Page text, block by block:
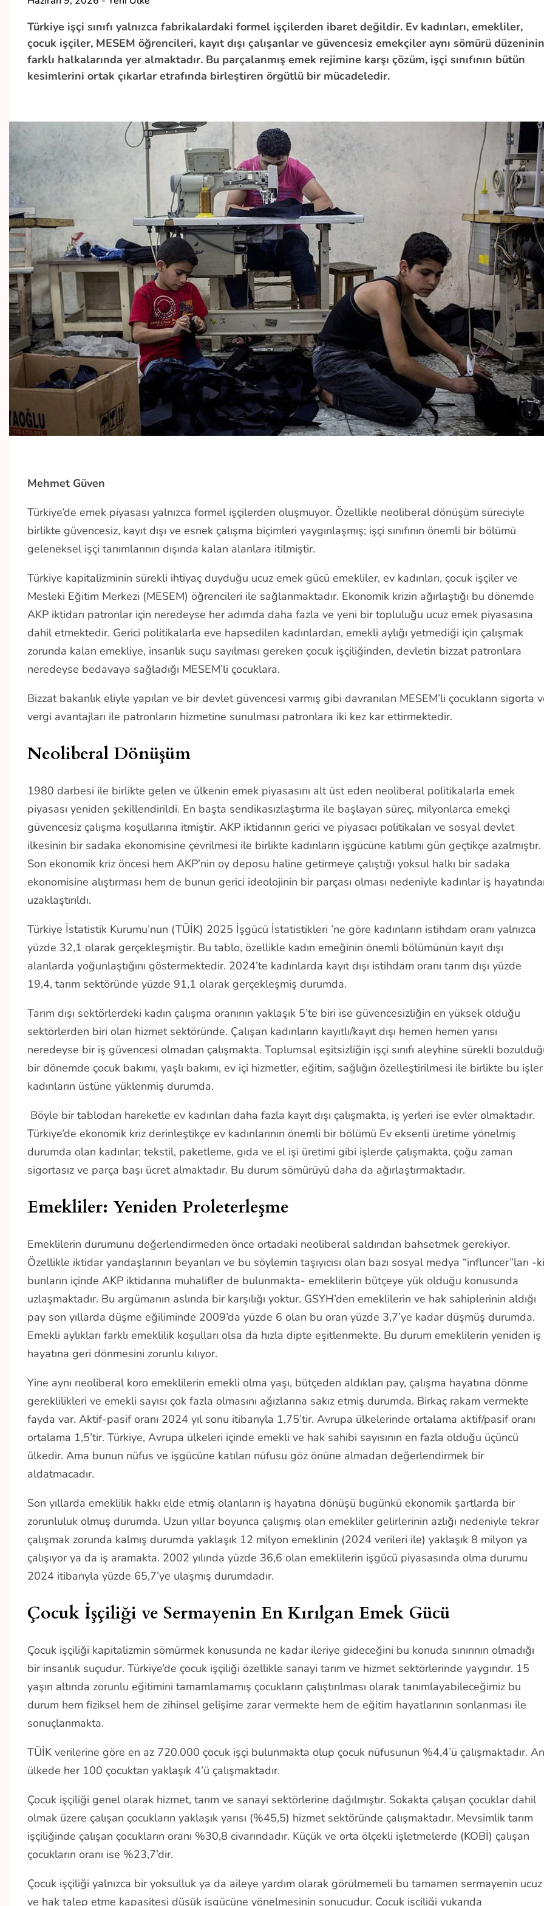
Türkiye işçi sınıfı yalnızca fabrikalardaki formel işçilerden ibaret değildir. Ev kadınları, emekliler,
çocuk işçiler, MESEM öğrencileri, kayıt dışı çalışanlar ve güvencesiz emekçiler aynı sömürü düzeninin
farklı halkalarında yer almaktadır. Bu parçalanmış emek rejimine karşı çözüm, işçi sınıfının bütün
kesimlerini ortak çıkarlar etrafında birleştiren örgütlü bir mücadeledir.
Mehmet Güven
Türkiye’de emek piyasası yalnızca formel işçilerden oluşmuyor. Özellikle neoliberal dönüşüm süreciyle
birlikte güvencesiz, kayıt dışı ve esnek çalışma biçimleri yaygınlaşmış; işçi sınıfının önemli bir bölümü
geleneksel işçi tanımlarının dışında kalan alanlara itilmiştir.
Türkiye kapitalizminin sürekli ihtiyaç duyduğu ucuz emek gücü emekliler, ev kadınları, çocuk işçiler ve
Mesleki Eğitim Merkezi (MESEM) öğrencileri ile sağlanmaktadır. Ekonomik krizin ağırlaştığı bu dönemde
AKP iktidarı patronlar için neredeyse her adımda daha fazla ve yeni bir topluluğu ucuz emek piyasasına
dahil etmektedir. Gerici politikalarla eve hapsedilen kadınlardan, emekli aylığı yetmediği için çalışmak
zorunda kalan emekliye, insanlık suçu sayılması gereken çocuk işçiliğinden, devletin bizzat patronlara
neredeyse bedavaya sağladığı MESEM’li çocuklara.
Bizzat bakanlık eliyle yapılan ve bir devlet güvencesi varmış gibi davranılan MESEM’li çocukların sigorta
vergi avantajları ile patronların hizmetine sunulması patronlara iki kez kar ettirmektedir.
Neoliberal Dönüşüm
1980 darbesi ile birlikte gelen ve ülkenin emek piyasasını alt üst eden neoliberal politikalarla emek
piyasası yeniden şekillendirildi. En başta sendikasızlaştırma ile başlayan süreç, milyonlarca emekçi
güvencesiz çalışma koşullarına itmiştir. AKP iktidarının gerici ve piyasacı politikaları ve sosyal devlet
ilkesinin bir sadaka ekonomisine çevrilmesi ile birlikte kadınların işgücüne katılımı gün geçtikçe azalmıştır.
Son ekonomik kriz öncesi hem AKP’nin oy deposu haline getirmeye çalıştığı yoksul halkı bir sadaka
ekonomisine alıştırması hem de bunun gerici ideolojinin bir parçası olması nedeniyle kadınlar iş
uzaklaştırıldı.
Türkiye İstatistik Kurumu’nun (TÜİK) 2025 İşgücü İstatistikleri ’ne göre kadınların istihdam oranı yalnızca
yüzde 32,1 olarak gerçekleşmiştir. Bu tablo, özellikle kadın emeğinin önemli bölümünün kayıt dışı
alanlarda yoğunlaştığını göstermektedir. 2024’te kadınlarda kayıt dışı istihdam oranı tarım dışı yüzde
19,4, tarım sektöründe yüzde 91,1 olarak gerçekleşmiş durumda.
Tarım dışı sektörlerdeki kadın çalışma oranının yaklaşık 5’te biri ise güvencesizliğin en yüksek olduğu
sektörlerden biri olan hizmet sektöründe. Çalışan kadınların kayıtlı/kayıt dışı hemen hemen yarısı
neredeyse bir iş güvencesi olmadan çalışmakta. Toplumsal eşitsizliğin işçi sınıfı aleyhine sürekli
bir dönemde çocuk bakımı, yaşlı bakımı, ev içi hizmetler, eğitim, sağlığın özelleştirilmesi ile birlikte bu işler
kadınların üstüne yüklenmiş durumda.
Böyle bir tablodan hareketle ev kadınları daha fazla kayıt dışı çalışmakta, iş yerleri ise evler olmaktadır.
Türkiye’de ekonomik kriz derinleştikçe ev kadınlarının önemli bir bölümü Ev eksenli üretime yönelmiş
durumda olan kadınlar; tekstil, paketleme, gıda ve el işi üretimi gibi işlerde çalışmakta, çoğu zaman
sigortasız ve parça başı ücret almaktadır. Bu durum sömürüyü daha da ağırlaştırmaktadır.
Emekliler: Yeniden Proleterleşme
Emeklilerin durumunu değerlendirmeden önce ortadaki neoliberal saldırıdan bahsetmek gerekiyor.
Özellikle iktidar yandaşlarının beyanları ve bu söylemin taşıyıcısı olan bazı sosyal medya “influncer”ları -ki
bunların içinde AKP iktidarına muhalifler de bulunmakta- emeklilerin bütçeye yük olduğu konusunda
uzlaşmaktadır. Bu argümanın aslında bir karşılığı yoktur. GSYH’den emeklilerin ve hak sahiplerinin aldığı
pay son yıllarda düşme eğiliminde 2009’da yüzde 6 olan bu oran yüzde 3,7’ye kadar düşmüş durumda.
Emekli aylıkları farklı emeklilik koşulları olsa da hızla dipte eşitlenmekte. Bu durum emeklilerin yeniden iş
hayatına geri dönmesini zorunlu kılıyor.
Yine aynı neoliberal koro emeklilerin emekli olma yaşı, bütçeden aldıkları pay, çalışma hayatına dönme
gereklilikleri ve emekli sayısı çok fazla olmasını ağızlarına sakız etmiş durumda. Birkaç rakam vermekte
fayda var. Aktif-pasif oranı 2024 yıl sonu itibarıyla 1,75’tir. Avrupa ülkelerinde ortalama aktif/pasif oranı
ortalama 1,5’tir. Türkiye, Avrupa ülkeleri içinde emekli ve hak sahibi sayısının en fazla olduğu üçüncü
ülkedir. Ama bunun nüfus ve işgücüne katılan nüfusu göz önüne almadan değerlendirmek bir
aldatmacadır.
Son yıllarda emeklilik hakkı elde etmiş olanların iş hayatına dönüşü bugünkü ekonomik şartlarda bir
zorunluluk olmuş durumda. Uzun yıllar boyunca çalışmış olan emekliler gelirlerinin azlığı nedeniyle tekrar
çalışmak zorunda kalmış durumda yaklaşık 12 milyon emeklinin (2024 verileri ile) yaklaşık 8 milyon ya
çalışıyor ya da iş aramakta. 2002 yılında yüzde 36,6 olan emeklilerin işgücü piyasasında olma durumu
2024 itibarıyla yüzde 65,7’ye ulaşmış durumdadır.
Çocuk İşçiliği ve Sermayenin En Kırılgan Emek Gücü
Çocuk işçiliği kapitalizmin sömürmek konusunda ne kadar ileriye gideceğini bu konuda sınırının olmadığı
bir insanlık suçudur. Türkiye’de çocuk işçiliği özellikle sanayi tarım ve hizmet sektörlerinde yaygındır. 15
yaşın altında zorunlu eğitimini tamamlamamış çocukların çalıştırılması olarak tanımlayabileceğimiz bu
durum hem fiziksel hem de zihinsel gelişime zarar vermekte hem de eğitim hayatlarının sonlanması ile
sonuçlanmakta.
TÜİK verilerine göre en az 720.000 çocuk işçi bulunmakta olup çocuk nüfusunun %4,4’ü çalışmaktadır.
ülkede her 100 çocuktan yaklaşık 4’ü çalışmaktadır.
Çocuk işçiliği genel olarak hizmet, tarım ve sanayi sektörlerine dağılmıştır. Sokakta çalışan çocuklar dahil
olmak üzere çalışan çocukların yaklaşık yarısı (%45,5) hizmet sektöründe çalışmaktadır. Mevsimlik tarım
işçiliğinde çalışan çocukların oranı %30,8 civarındadır. Küçük ve orta ölçekli işletmelerde (KOBİ) çalışan
çocukların oranı ise %23,7’dir.
Çocuk işçiliği yalnızca bir yoksulluk ya da aileye yardım olarak görülmemeli bu tamamen sermayenin ucuz
ve hak talep etme kapasitesi düşük işgücüne yönelmesinin sonucudur. Çocuk işçiliği yukarıda